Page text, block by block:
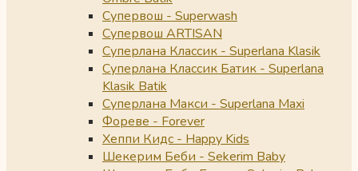
Супервош - Superwash
Супервош ARTISAN
Суперлана Классик - Superlana Klasik
Суперлана Классик Батик - Superlana
Klasik Batik
Суперлана Макси - Superlana Maxi
Фореве - Forever
Хеппи Кидс - Happy Kids
Шекерим Беби - Sekerim Baby